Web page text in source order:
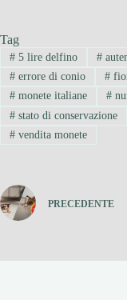
Tag
#5 lire delfino #
#errore di conio #
#monete italiane #
#stato di conservazione
#vendita monete
PRECEDENTE